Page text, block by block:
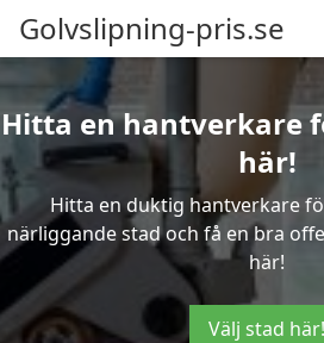
Golvslipning-pris.se
Hitta en hantverkare
här!
Hitta en duktig hantverkare
närliggande stad och få en bra
här!
Välj stad här!